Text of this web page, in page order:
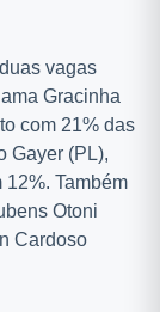
vagas
Gracinha
com 21% das
Gayer (PL),
Também
Otoni
Cardoso